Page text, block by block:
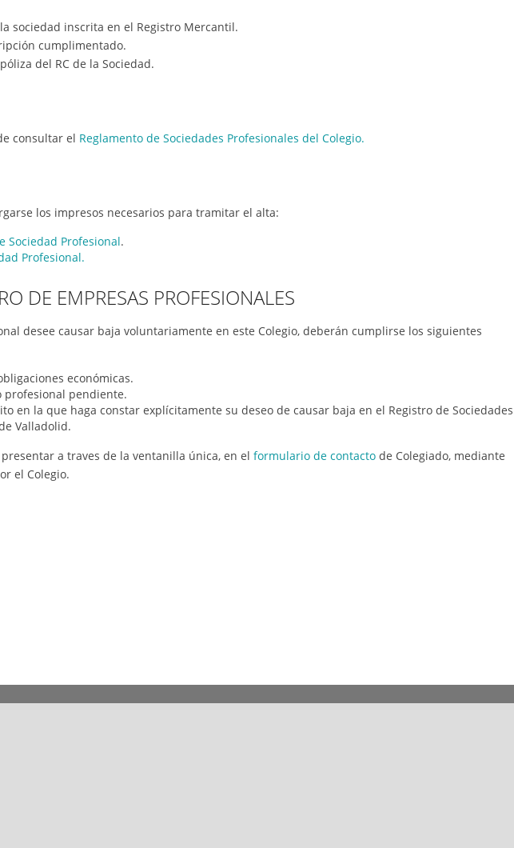
sociedad inscrita en el Registro Mercantil.
cumplimentado.
del RC de la Sociedad.
consultar el Reglamento de Sociedades Profesionales del Colegio.
los impresos necesarios para tramitar el alta:
Sociedad Profesional.
Profesional.
DE EMPRESAS PROFESIONALES
desee causar baja voluntariamente en este Colegio, deberán cumplirse los siguientes
económicas.
profesional pendiente.
en la que haga constar explícitamente su deseo de causar baja en el Registro de Sociedades
Valladolid.
a traves de la ventanilla única, en el formulario de contacto de Colegiado, mediante
el Colegio.